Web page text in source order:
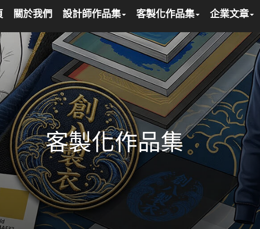
關於我們 設計師作品集 客製化作品集 企業文章
客製化作品集